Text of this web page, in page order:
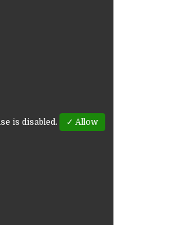
is disabled. ✓ Allow